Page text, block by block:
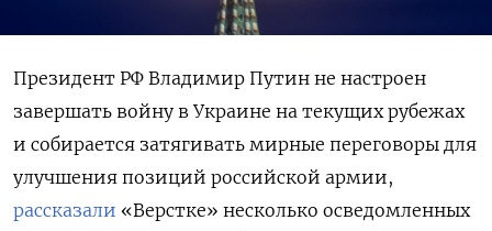
Президент РФ Владимир Путин не настроен
завершать войну в Украине на текущих рубежах
и собирается затягивать мирные переговоры для
улучшения позиций российской армии,
рассказали «Верстке» несколько осведомленных